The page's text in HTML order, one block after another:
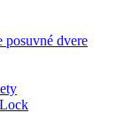
posuvné dvere